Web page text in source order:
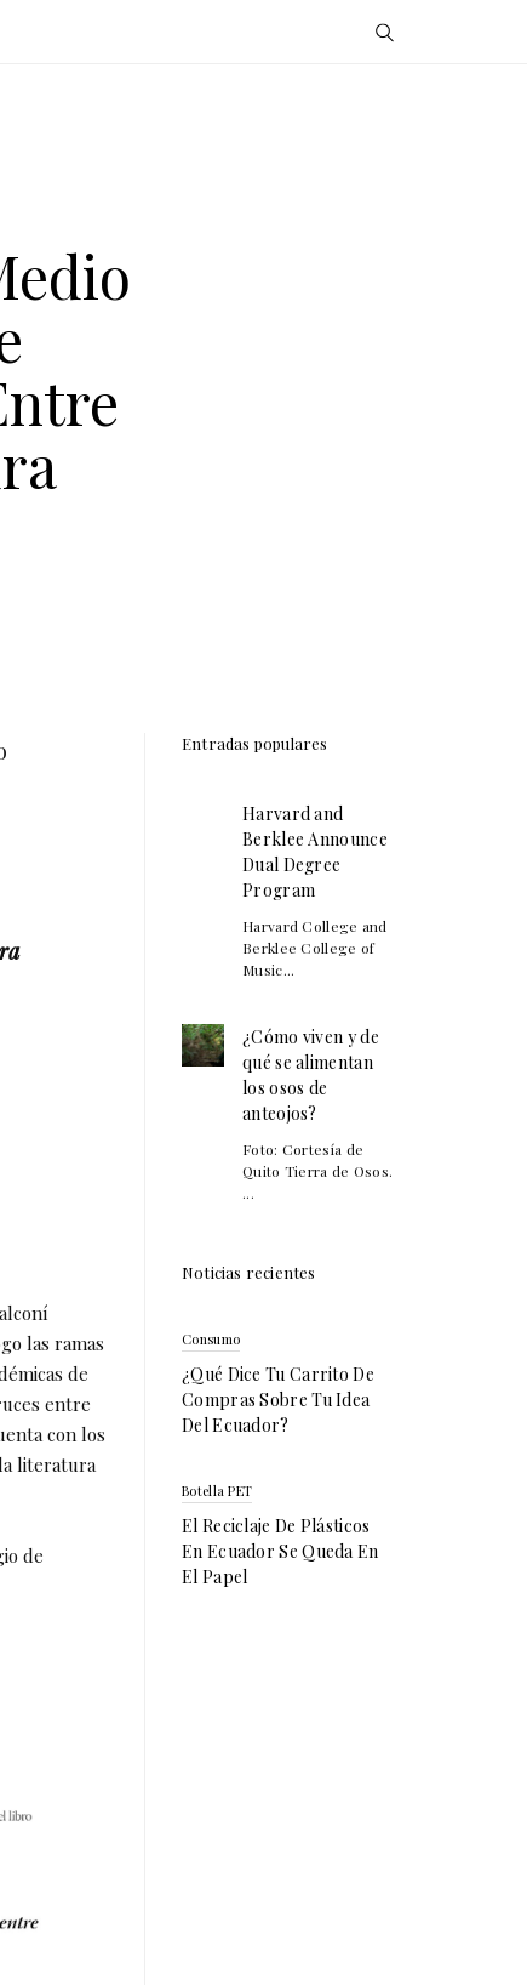
las ramas
de
entre
con los
literatura
de
Entradas populares
Harvard and
Berklee Announce
Dual Degree
Program
Harvard College and
Berklee College of
Music...
¿Cómo viven y de
qué se alimentan
los osos de
anteojos?
Foto: Cortesía de
Quito Tierra de Osos.
...
Noticias recientes
Consumo
¿Qué Dice Tu Carrito De
Compras Sobre Tu Idea
Del Ecuador?
Botella PET
El Reciclaje De Plásticos
En Ecuador Se Queda En
El Papel